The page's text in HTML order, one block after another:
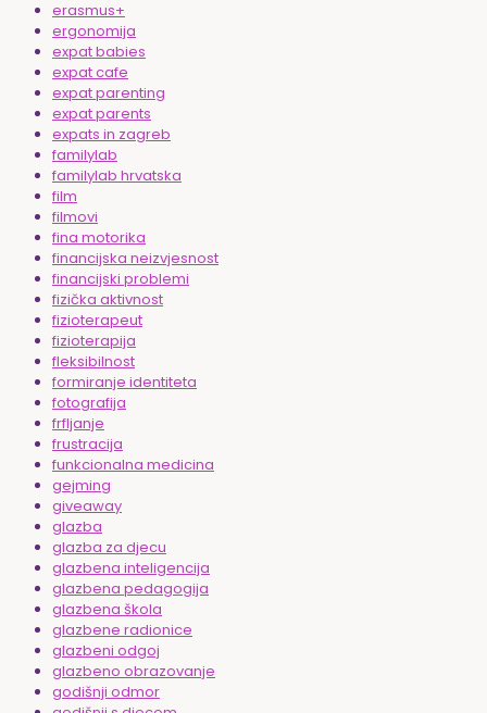
erasmus+
ergonomija
expat babies
expat cafe
expat parenting
expat parents
expats in zagreb
familylab
familylab hrvatska
film
filmovi
fina motorika
financijska neizvjesnost
financijski problemi
fizička aktivnost
fizioterapeut
fizioterapija
fleksibilnost
formiranje identiteta
fotografija
frfljanje
frustracija
funkcionalna medicina
gejming
giveaway
glazba
glazba za djecu
glazbena inteligencija
glazbena pedagogija
glazbena škola
glazbene radionice
glazbeni odgoj
glazbeno obrazovanje
godišnji odmor